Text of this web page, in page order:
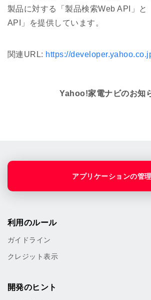
製品に対する「製品検索Web API」と
API」を提供しています。
関連URL: https://
Yahoo!家電ナビのお知
アプリケーションの管理
利用のルール
ガイドライン
クレジット表示
開発のヒント